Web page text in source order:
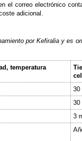
el correo electrónico
adicional.
por Kefiralia y es
temperatura
30
30
3